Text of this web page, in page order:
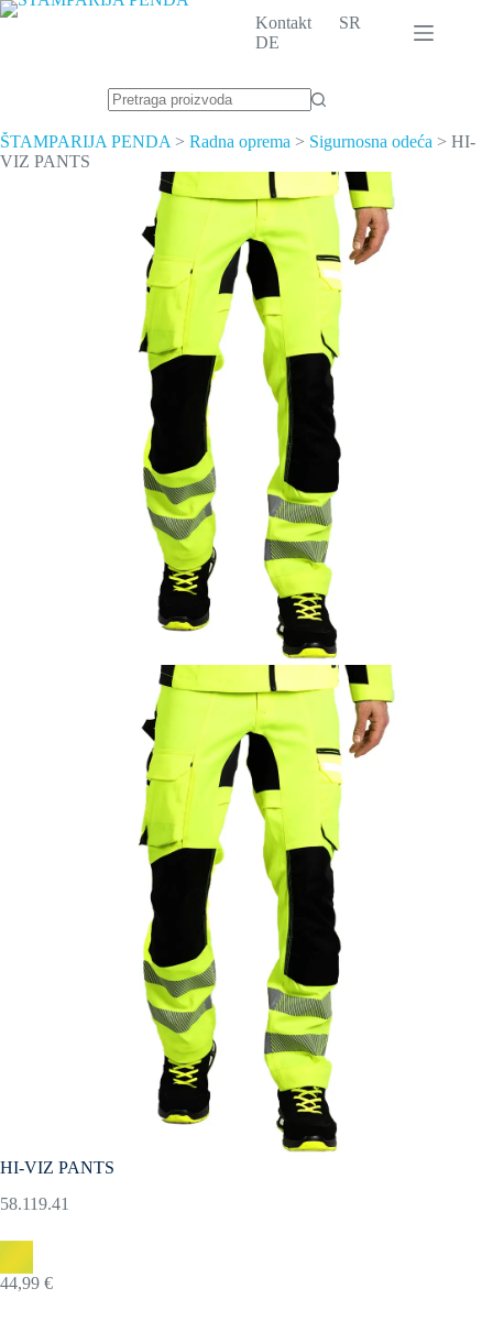
Skip
Kontakt
SR
DE
results
ŠTAMPARIJA PENDA > Radna oprema > Sigurnosna odeća > HI-
VIZ PANTS
HI-VIZ PANTS
58.119.41
44,99 €